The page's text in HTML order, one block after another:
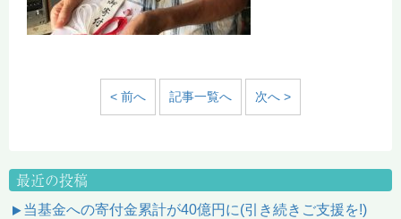
< 前へ 記事一覧へ 次へ >
最近の投稿
当基金への寄付金累計が40億円に(引き続きご支援を!)